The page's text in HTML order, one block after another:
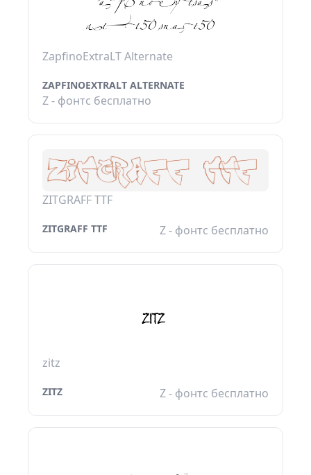
ZapfinoExtraLT Alternate
ZAPFINOEXTRALT ALTERNATE
Z - фонтс бесплатно
ZITGRAFF TTF
ZITGRAFF TTF Z - фонтс бесплатно
zitz
ZITZ Z - фонтс бесплатно